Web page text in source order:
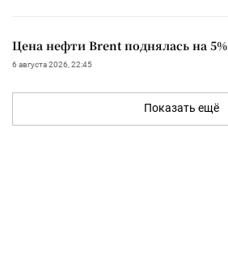
Цена нефти Brent поднялась на 5%
6 августа 2026, 22:45
Показать ещё